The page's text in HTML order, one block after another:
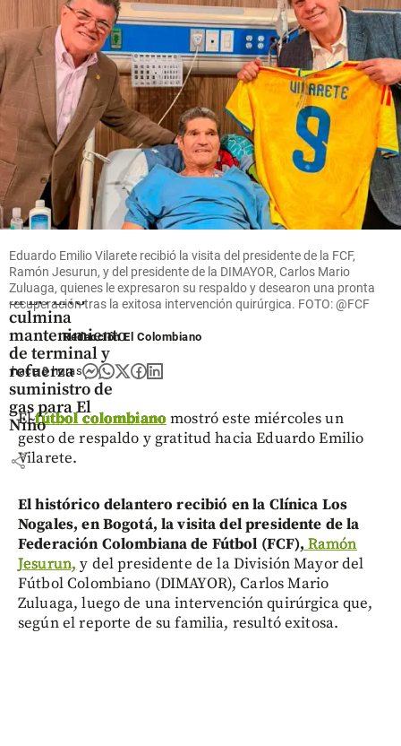
share
pierden
poder
cuando
las
empresas
crecen
hace 10
horas
share
consumo de
energía
share
Economía
SPEC LNG
culmina
mantenimiento
de terminal y
refuerza
suministro de
gas para El
Niño
share
Eduardo Emilio Vilarete recibió la visita del presidente de la FCF,
Ramón Jesurun, y del presidente de la DIMAYOR, Carlos Mario
Zuluaga, quienes le expresaron su respaldo y desearon una pronta
recuperación tras la exitosa intervención quirúrgica. FOTO: @FCF
Redacción El Colombiano
hace 3 horas
Elfútbol colombianomostró este miércoles un
gesto de respaldo y gratitud hacia Eduardo Emilio
Vilarete.
El histórico delantero recibió en la Clínica Los
Nogales, en Bogotá, la visita del presidente de la
Federación Colombiana de Fútbol (FCF), Ramón
Jesurun, y del presidente de la División Mayor del
Fútbol Colombiano (DIMAYOR), Carlos Mario
Zuluaga, luego de una intervención quirúrgica que,
según el reporte de su familia, resultó exitosa.